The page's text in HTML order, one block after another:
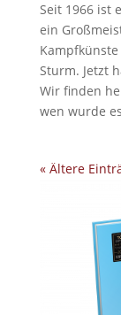
Seit 1966 ist
ein
Sturm. Jetzt
Wir finden
wen wurde
« Ältere